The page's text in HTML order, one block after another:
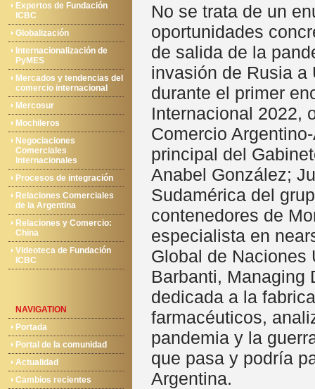
Expertos de Fundación
ICBC
Globalización
Internacionalización de
PyMES
Mercados y tendencias del
comercio internacional
Mercosur
Mochileros
Negociaciones
Comerciales
Internacionales
Procesos de integración
Relaciones Comerciales
de la Argentina
Relaciones y Comercio:
China
Videoteca de Fundación
ICBC
NAVIGATION
Portada
Portal de la comunidad
Actualidad
Cambios recientes
No se trata de un
oportunidades
de salida de la
invasión de Rusia a
durante el primer
Internacional 2022,
Comercio
principal del
Anabel González;
Sudamérica del
contenedores de
especialista en
Global de Naciones
Barbanti, Managing
dedicada a la
farmacéuticos,
pandemia y la
que pasa y podría
Argentina.